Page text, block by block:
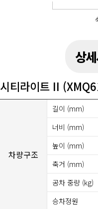
상
시티라이트 II
차량구조
길이 (mm)
너비 (mm)
높이 (mm)
축거 (mm)
공차 중량 (kg)
승차정원